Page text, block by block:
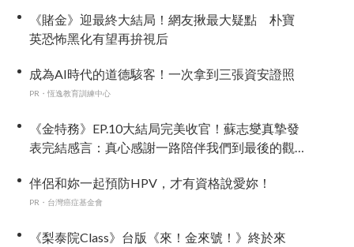
《賭金》迎最終大結局！網友揪最大疑點 朴寶
英恐怖黑化有望再拚視后
成為AI時代的道德駭客！一次拿到三張資安證照
PR・恆逸教育訓練中心
《金特務》EP.10大結局完美收官！蘇志燮真摯發
表完結感言：真心感謝一路陪伴我們到最後的觀
伴侶和妳一起預防HPV，才有資格說愛妳！
PR・台灣癌症基金會
《梨泰院Class》台版《來！金來號！》終於來